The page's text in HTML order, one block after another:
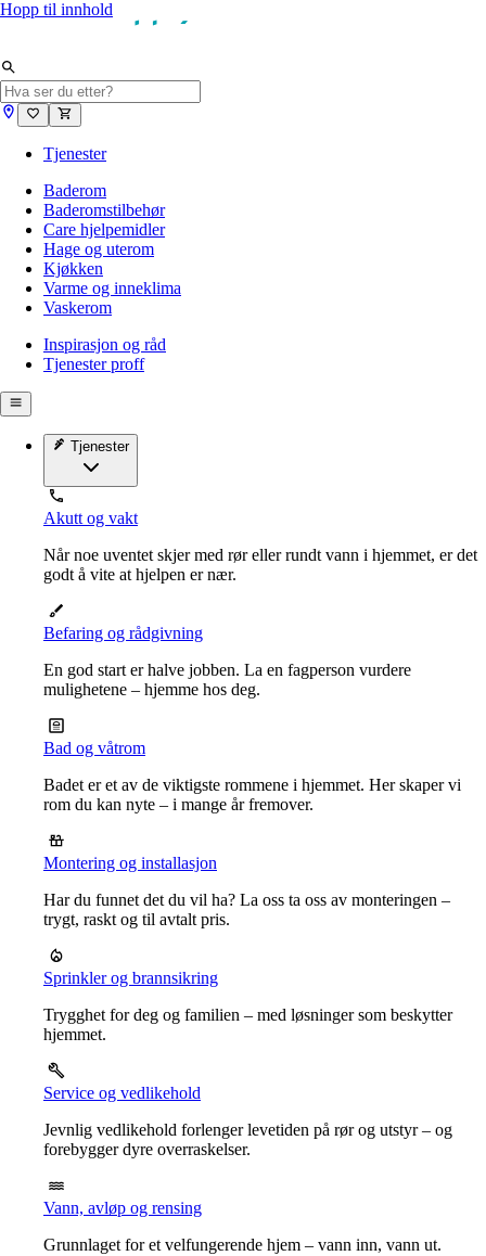
Hopp til innhold
Tjenester
Baderom
Baderomstilbehør
Care hjelpemidler
Hage og uterom
Kjøkken
Varme og inneklima
Vaskerom
Inspirasjon og råd
Tjenester proff
Tjenester
Akutt og vakt
Når noe uventet skjer med rør eller rundt vann i hjemmet, er det
godt å vite at hjelpen er nær.
Befaring og rådgivning
En god start er halve jobben. La en fagperson vurdere
mulighetene – hjemme hos deg.
Bad og våtrom
Badet er et av de viktigste rommene i hjemmet. Her skaper vi
rom du kan nyte – i mange år fremover.
Montering og installasjon
Har du funnet det du vil ha? La oss ta oss av monteringen –
trygt, raskt og til avtalt pris.
Sprinkler og brannsikring
Trygghet for deg og familien – med løsninger som beskytter
hjemmet.
Service og vedlikehold
Jevnlig vedlikehold forlenger levetiden på rør og utstyr – og
forebygger dyre overraskelser.
Vann, avløp og rensing
Grunnlaget for et velfungerende hjem – vann inn, vann ut.